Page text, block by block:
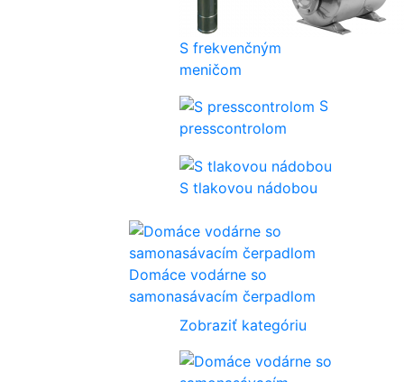
S frekvenčným
meničom
S
presscontrolom
S tlakovou nádobou
Domáce vodárne so
samonasávacím čerpadlom
Zobraziť kategóriu